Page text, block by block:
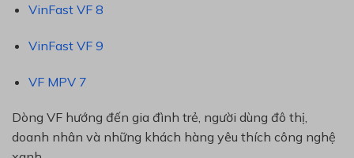
VinFast VF 8
VinFast VF 9
VF MPV 7
Dòng VF hướng đến gia đình trẻ, người dùng đô thị,
doanh nhân và những khách hàng yêu thích công nghệ